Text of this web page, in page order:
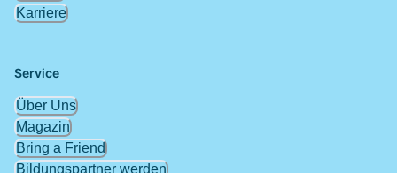
Karriere
Service
Über Uns
Magazin
Bring a Friend
Bildungspartner werden